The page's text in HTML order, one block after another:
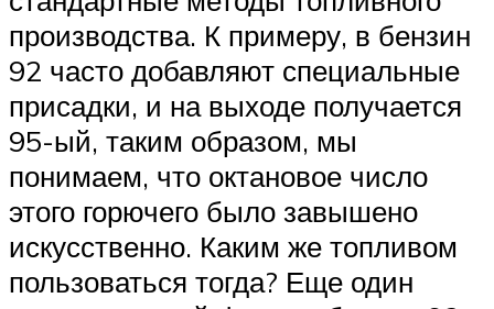
производства. К примеру, в бензин
92 часто добавляют специальные
присадки, и на выходе получается
95-ый, таким образом, мы
понимаем, что октановое число
этого горючего было завышено
искусственно. Каким же топливом
пользоваться тогда? Еще один